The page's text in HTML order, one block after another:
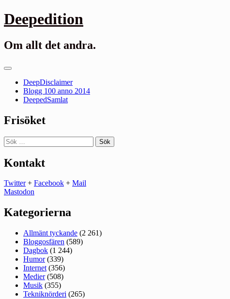
Gå
till
Deepedition
Om allt det andra.
Primär
DeepDisclaimer
Blogg 100 anno 2014
DeepedSamlat
Frisöket
Sök
efter:
Kontakt
Twitter+ Facebook + Mail
Mastodon
Kategorierna
Allmänt tyckande (2 261)
Bloggosfären (589)
Dagbok (1 244)
Humor(339)
Internet (356)
Medier(508)
Musik (355)
Tekniknörderi (265)